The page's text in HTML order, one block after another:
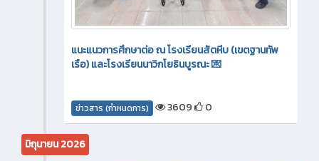
แนะแนวการศึกษาต่อ ณ โรงเรียนสัตหีบ (เขตฐานทัพ
เรือ) และโรงเรียนนาวิกโยธินบูรณะ 💌
ข่าวสาร (กำหนดการ) 3609 0
มิถุนายน 2026